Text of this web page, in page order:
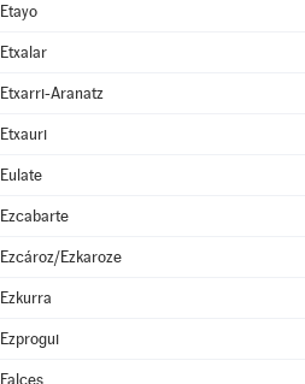
Etayo
Etxalar
Etxarri-Aranatz
Etxauri
Eulate
Ezcabarte
Ezcároz/Ezkaroze
Ezkurra
Ezprogui
Falces